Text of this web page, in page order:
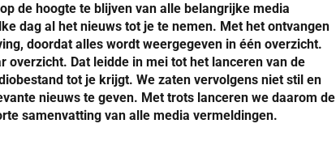
de hoogte te blijven van alle belangrijke media
dag al het nieuws tot je te nemen. Met het ontvangen
doordat alles wordt weergegeven in één overzicht.
Dat leidde in mei tot het lanceren van de
tot je krijgt. We zaten vervolgens niet stil en
nieuws te geven. Met trots lanceren we daarom de
samenvatting van alle media vermeldingen.